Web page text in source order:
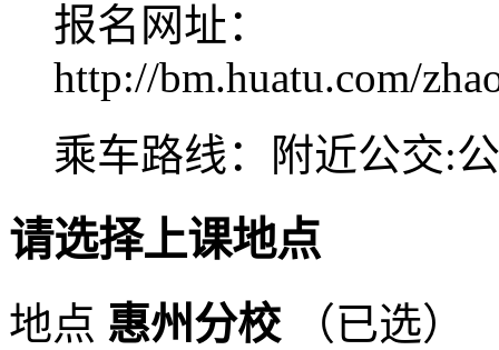
报名网址：
http://bm.huatu.com/
乘车路线：附近公交:
请选择上课地点
地点 惠州分校 （已选）